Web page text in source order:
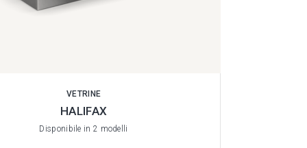
VETRINE
HALIFAX
Disponibile in 2 modelli